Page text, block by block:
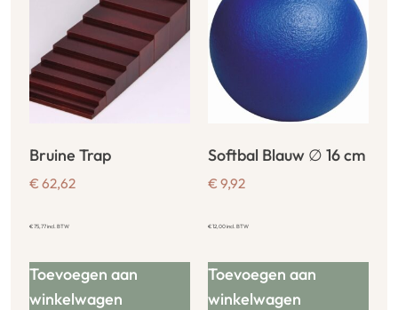
Bruine Trap
€ 62,62
€75,77incl. BTW
Toevoegen aan
winkelwagen
Softbal Blauw ∅ 16 cm
€ 9,92
€12,00incl. BTW
Toevoegen aan
winkelwagen